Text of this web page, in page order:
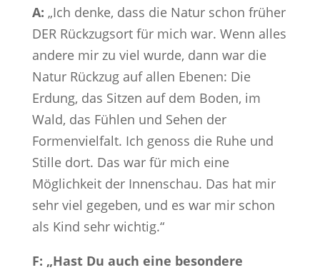
A: „Ich denke, dass die Natur schon früher
DER Rückzugsort für mich war. Wenn alles
andere mir zu viel wurde, dann war die
Natur Rückzug auf allen Ebenen: Die
Erdung, das Sitzen auf dem Boden, im
Wald, das Fühlen und Sehen der
Formenvielfalt. Ich genoss die Ruhe und
Stille dort. Das war für mich eine
Möglichkeit der Innenschau. Das hat mir
sehr viel gegeben, und es war mir schon
als Kind sehr wichtig.“
F: „Hast Du auch eine besondere